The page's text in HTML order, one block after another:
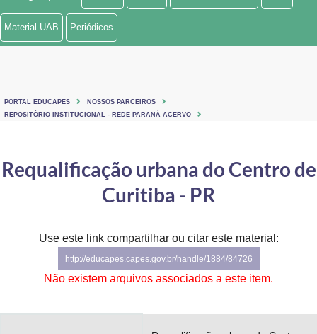
Ministério de Minas e Energia
Ministério do Turismo
Controladoria-Geral da União
Secretaria-Geral
Material UAB Periódicos
PORTAL EDUCAPES
NOSSOS PARCEIROS
REPOSITÓRIO INSTITUCIONAL - REDE PARANÁ ACERVO
Requalificação urbana do Centro de
Curitiba - PR
Use este link compartilhar ou citar este material:
http://educapes.capes.gov.br/handle/1884/84726
Não existem arquivos associados a este item.